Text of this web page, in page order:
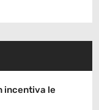
incentiva le